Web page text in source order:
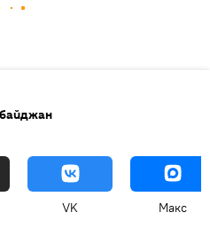
VK Макс